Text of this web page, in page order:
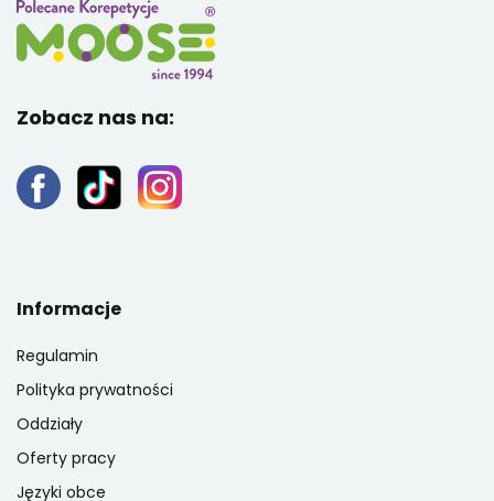
Zobacz nas na:
Informacje
Regulamin
Polityka prywatności
Oddziały
Oferty pracy
Języki obce